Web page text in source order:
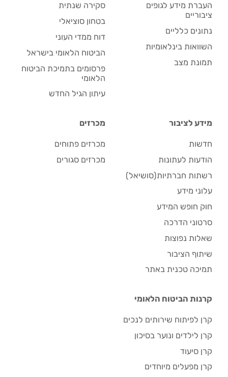
העברת מידע לגופים
ציבוריים
נתונים כלליים
השוואות בינלאומיות
תמונת מצב
סקירה שנתית
בטחון סוציאלי
דוח ממדי העוני
הביטוח הלאומי בישראל
פרסומים בתמיכת הביטוח
הלאומי
עיתון הגיל החדש
מידע לציבור
חדשות
הודעות לעתונות
רשתות חברתיות(סושיאל)
עלוני מידע
חוק חופש המידע
סרטוני הדרכה
שאלות נפוצות
שיתוף הציבור
תמיכה טכנית באתר
מכרזים
מכרזים פתוחים
מכרזים סגורים
קרנות הביטוח הלאומי
קרן לפיתוח שירותים לנכים
קרן לילדים ונוער בסיכון
קרן סיעוד
קרן מפעלים מיוחדים